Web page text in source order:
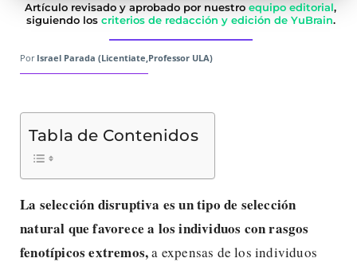
Artículo revisado y aprobado por nuestro equipo editorial,
siguiendo los criterios de redacción y edición de YuBrain.
Por Israel Parada (Licentiate,Professor ULA)
Tabla de Contenidos
La selección disruptiva es un tipo de selección
natural que favorece a los individuos con rasgos
fenotípicos extremos,a expensas de los individuos